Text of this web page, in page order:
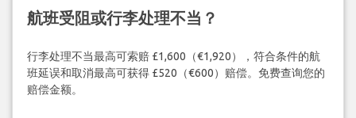
航班受阻或行李处理不当？
行李处理不当最高可索赔 £1,600（€1,920），符合条件的航
班延误和取消最高可获得 £520（€600）赔偿。免费查询您的
赔偿金额。